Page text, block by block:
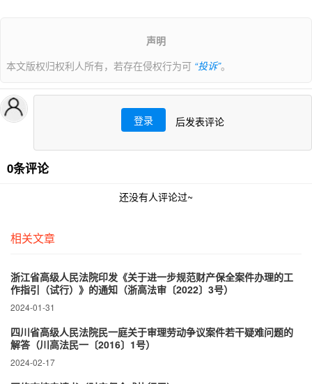
声明
本文版权归权利人所有，若存在侵权行为可 “投诉”。
登录 后发表评论
0条评论
还没有人评论过~
相关文章
浙江省高级人民法院印发《关于进一步规范财产保全案件办理的工
作指引（试行）》的通知（浙高法审〔2022〕3号）
2024-01-31
四川省高级人民法院民一庭关于审理劳动争议案件若干疑难问题的
解答（川高法民一〔2016〕1号）
2024-02-17